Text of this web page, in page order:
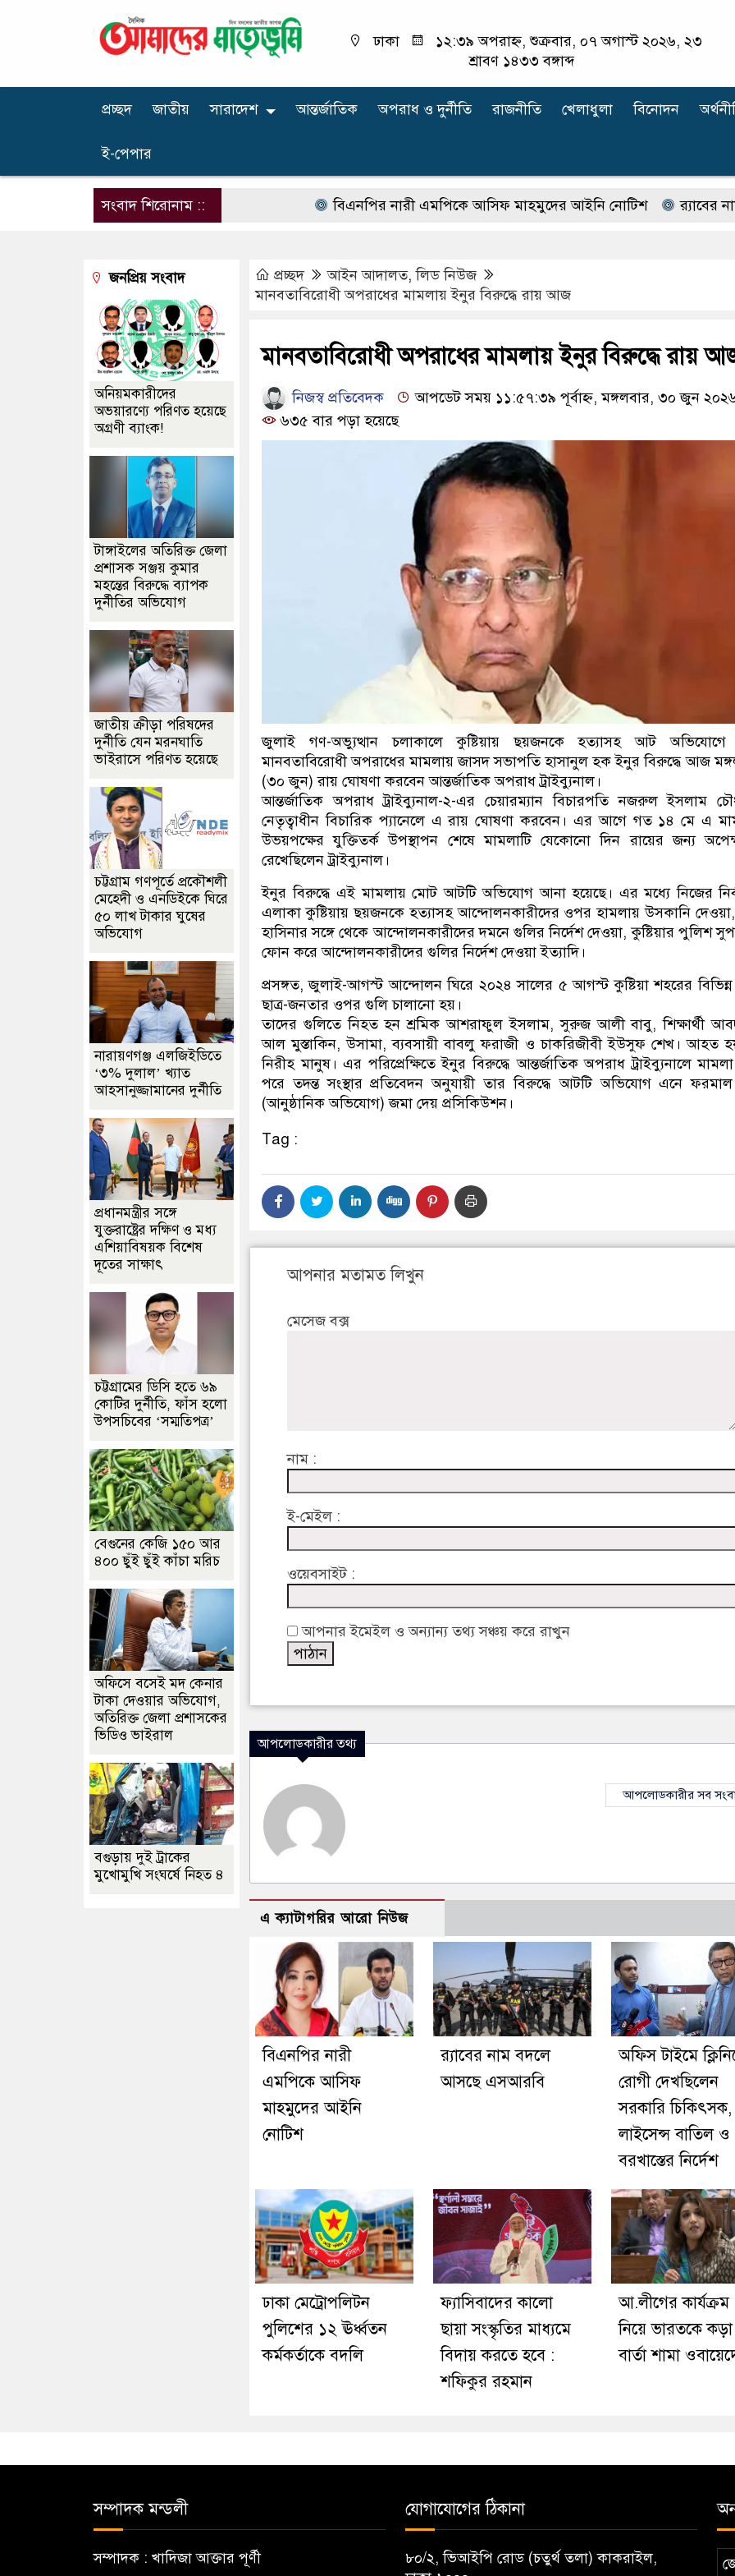
ঢাকা
১২:৩৯ অপরাহ্ন, শুক্রবার, ০৭ অগাস্ট ২০২৬, ২৩
শ্রাবণ ১৪৩৩ বঙ্গাব্দ
প্রচ্ছদ জাতীয় সারাদেশ আন্তর্জাতিক অপরাধ ‍ও দুর্নীতি রাজনীতি খেলাধুলা বিনোদন
ই-পেপার
সংবাদ শিরোনাম :: বিএনপির নারী এমপিকে আসিফ মাহমুদের আইনি নোটিশ র‍্যাবের নাম
প্রচ্ছদ আইন আদালত,লিড নিউজ
মানবতাবিরোধী অপরাধের মামলায় ইনুর বিরুদ্ধে রায় আজ
মানবতাবিরোধী অপরাধের মামলায় ইনুর বিরুদ্ধে রায়
নিজস্ব প্রতিবেদক
আপডেট সময় ১১:৫৭:৩৯ পূর্বাহ্ন, মঙ্গলবার, ৩০ জুন
৬৩৫ বার পড়া হয়েছে
জুলাই গণ-অভ্যুত্থান চলাকালে কুষ্টিয়ায় ছয়জনকে হত্যাসহ আট অভিযোগে
মানবতাবিরোধী অপরাধের মামলায় জাসদ সভাপতি হাসানুল হক ইনুর বিরুদ্ধে আজ
(৩০ জুন) রায় ঘোষণা করবেন আন্তর্জাতিক অপরাধ ট্রাইব্যুনাল।
আন্তর্জাতিক অপরাধ ট্রাইব্যুনাল-২-এর চেয়ারম্যান বিচারপতি নজরুল ইসলাম
নেতৃত্বাধীন বিচারিক প্যানেলে এ রায় ঘোষণা করবেন। এর আগে গত ১৪ মে এ
উভয়পক্ষের যুক্তিতর্ক উপস্থাপন শেষে মামলাটি যেকোনো দিন রায়ের জন্য
রেখেছিলেন ট্রাইব্যুনাল।
ইনুর বিরুদ্ধে এই মামলায় মোট আটটি অভিযোগ আনা হয়েছে। এর মধ্যে নিজের
এলাকা কুষ্টিয়ায় ছয়জনকে হত্যাসহ আন্দোলনকারীদের ওপর হামলায় উসকানি
হাসিনার সঙ্গে থেকে আন্দোলনকারীদের দমনে গুলির নির্দেশ দেওয়া, কুষ্টিয়ার পুলিশ
ফোন করে আন্দোলনকারীদের গুলির নির্দেশ দেওয়া ইত্যাদি।
প্রসঙ্গত, জুলাই-আগস্ট আন্দোলন ঘিরে ২০২৪ সালের ৫ আগস্ট কুষ্টিয়া শহরের বিভিন্ন
ছাত্র-জনতার ওপর গুলি চালানো হয়।
তাদের গুলিতে নিহত হন শ্রমিক আশরাফুল ইসলাম, সুরুজ আলী বাবু, শিক্ষার্থী
আল মুস্তাকিন, উসামা, ব্যবসায়ী বাবলু ফরাজী ও চাকরিজীবী ইউসুফ শেখ। আহত
নিরীহ মানুষ। এর পরিপ্রেক্ষিতে ইনুর বিরুদ্ধে আন্তর্জাতিক অপরাধ ট্রাইব্যুনালে
পরে তদন্ত সংস্থার প্রতিবেদন অনুযায়ী তার বিরুদ্ধে আটটি অভিযোগ এনে ফরমাল
(আনুষ্ঠানিক অভিযোগ) জমা দেয় প্রসিকিউশন।
Tag :
আপনার মতামত লিখুন
মেসেজ বক্স
নাম :
ই-মেইল :
ওয়েবসাইট :
আপনার ইমেইল ও অন্যান্য তথ্য সঞ্চয় করে রাখুন
আপলোডকারীর তথ্য
আপলোডকারীর সব
এ ক্যাটাগরির আরো নিউজ
বিএনপির নারী
এমপিকে আসিফ
মাহমুদের আইনি
নোটিশ
র‍্যাবের নাম বদলে
আসছে এসআরবি
অফিস টাইমে
রোগী দেখছিলেন
সরকারি চিকিৎসক,
লাইসেন্স বাতিল ও
বরখাস্তের নির্দেশ
ঢাকা মেট্রোপলিটন
পুলিশের ১২ ঊর্ধ্বতন
কর্মকর্তাকে বদলি
ফ্যাসিবাদের কালো
ছায়া সংস্কৃতির মাধ্যমে
বিদায় করতে হবে :
শফিকুর রহমান
আ.লীগের কার্যক্রম
নিয়ে ভারতকে কড়া
বার্তা শামা
জনপ্রিয় সংবাদ
অনিয়মকারীদের
অভয়ারণ্যে পরিণত হয়েছে
অগ্রণী ব্যাংক!
টাঙ্গাইলের অতিরিক্ত জেলা
প্রশাসক সঞ্জয় কুমার
মহন্তের বিরুদ্ধে ব্যাপক
দুর্নীতির অভিযোগ
জাতীয় ক্রীড়া পরিষদের
দুর্নীতি যেন মরনঘাতি
ভাইরাসে পরিণত হয়েছে
চট্টগ্রাম গণপূর্তে প্রকৌশলী
মেহেদী ও এনডিইকে ঘিরে
৫০ লাখ টাকার ঘুষের
অভিযোগ
নারায়ণগঞ্জ এলজিইডিতে
‘৩% দুলাল’ খ্যাত
আহসানুজ্জামানের দুর্নীতি
প্রধানমন্ত্রীর সঙ্গে
যুক্তরাষ্ট্রের দক্ষিণ ও মধ্য
এশিয়াবিষয়ক বিশেষ
দূতের সাক্ষাৎ
চট্টগ্রামের ডিসি হতে ৬৯
কোটির দুর্নীতি, ফাঁস হলো
উপসচিবের ‘সম্মতিপত্র’
বেগুনের কেজি ১৫০ আর
৪০০ ছুঁই ছুঁই কাঁচা মরিচ
অফিসে বসেই মদ কেনার
টাকা দেওয়ার অভিযোগ,
অতিরিক্ত জেলা প্রশাসকের
ভিডিও ভাইরাল
বগুড়ায় দুই ট্রাকের
মুখোমুখি সংঘর্ষে নিহত ৪
সম্পাদক মন্ডলী
সম্পাদক : খাদিজা আক্তার পূর্ণী
যোগাযোগের ঠিকানা
৮০/২, ভিআইপি রোড (চতুর্থ তলা) কাকরাইল,